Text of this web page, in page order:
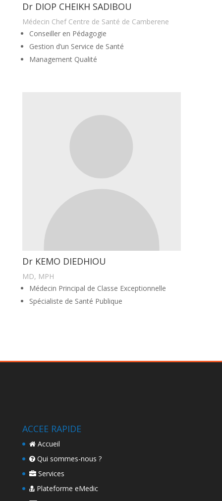
Dr DIOP CHEIKH SADIBOU
Médecin Chef Centre de Santé de Camberene
Conseiller en Pédagogie
Gestion d’un Service de Santé
Management Qualité
Dr KEMO DIEDHIOU
MD, MPH
Médecin Principal de Classe Exceptionnelle
Spécialiste de Santé Publique
ACCEE RAPIDE
Accueil
Qui sommes-nous ?
Services
Plateforme eMedic